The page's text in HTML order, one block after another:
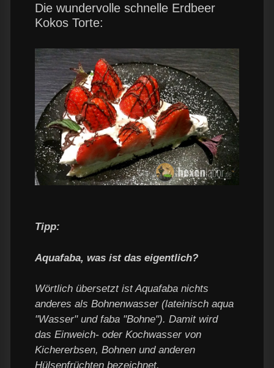
Die wundervolle schnelle Erdbeer
Kokos Torte:
Tipp:
Aquafaba, was ist das eigentlich?
Wörtlich übersetzt ist Aquafaba nichts
anderes als Bohnenwasser (lateinisch aqua
"Wasser" und faba "Bohne"). Damit wird
das Einweich- oder Kochwasser von
Kichererbsen, Bohnen und anderen
Hülsenfrüchten bezeichnet.